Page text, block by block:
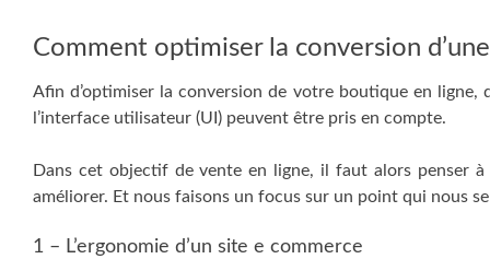
Comment optimiser la conversion
Afin d’optimiser la conversion de votre boutique en ligne,
l’interface utilisateur (UI) peuvent être pris en compte.
Dans cet objectif de vente en ligne, il faut alors penser
améliorer. Et nous faisons un focus sur un point qui nous
1 – L’ergonomie d’un site e commerce